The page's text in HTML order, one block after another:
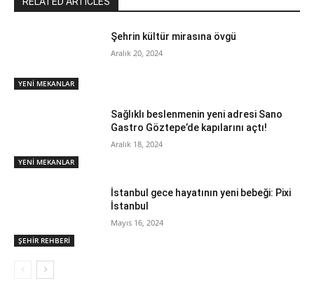
YENİ MEKANLAR
Şehrin kültür mirasına övgü
Aralık 20, 2024
YENİ MEKANLAR
Sağlıklı beslenmenin yeni adresi Sano
Gastro Göztepe’de kapılarını açtı!
Aralık 18, 2024
ŞEHİR REHBERİ
İstanbul gece hayatının yeni bebeği: Pixi
İstanbul
Mayıs 16, 2024